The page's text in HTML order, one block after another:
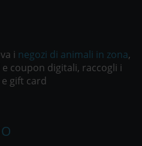
i negozi di animali in zona,
coupon digitali, raccogli i
gift card